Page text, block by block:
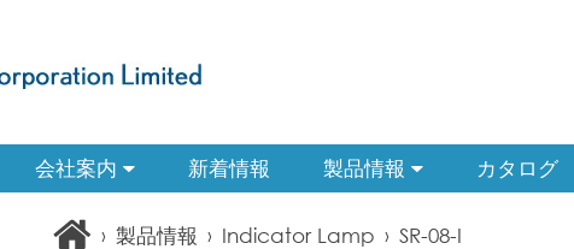
会社案内 新着情報 製品情報 カタログ
› 製品情報 › Indicator Lamp › SR-08-I